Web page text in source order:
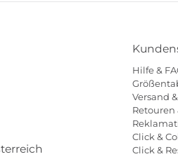
Hilfe &
Versand
Retouren
Click &
Click &